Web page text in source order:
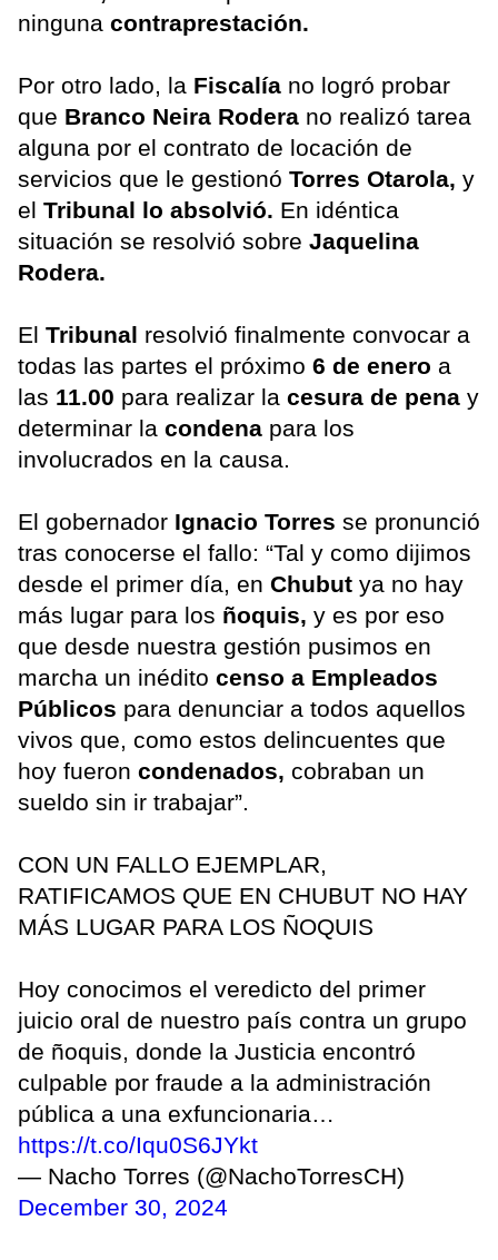
ninguna contraprestación.
Por otro lado, la Fiscalía no logró probar
que Branco Neira Rodera no realizó tarea
alguna por el contrato de locación de
servicios que le gestionó Torres Otarola, y
el Tribunal lo absolvió. En idéntica
situación se resolvió sobre Jaquelina
Rodera.
El Tribunal resolvió finalmente convocar a
todas las partes el próximo 6 de enero a
las 11.00 para realizar la cesura de pena y
determinar la condena para los
involucrados en la causa.
El gobernador Ignacio Torres se pronunció
tras conocerse el fallo: “Tal y como dijimos
desde el primer día, en Chubut ya no hay
más lugar para los ñoquis, y es por eso
que desde nuestra gestión pusimos en
marcha un inédito censo a Empleados
Públicos para denunciar a todos aquellos
vivos que, como estos delincuentes que
hoy fueron condenados, cobraban un
sueldo sin ir trabajar”.
CON UN FALLO EJEMPLAR,
RATIFICAMOS QUE EN CHUBUT NO HAY
MÁS LUGAR PARA LOS ÑOQUIS
Hoy conocimos el veredicto del primer
juicio oral de nuestro país contra un grupo
de ñoquis, donde la Justicia encontró
culpable por fraude a la administración
pública a una exfuncionaria…
https://t.co/Iqu0S6JYkt
— Nacho Torres (@NachoTorresCH)
December 30, 2024